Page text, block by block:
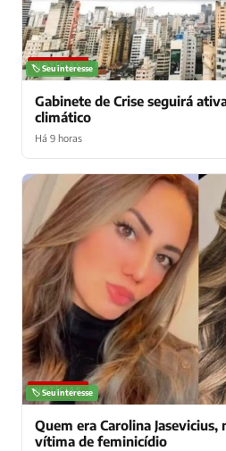
NOTÍCIAS
🏷️ Seu interesse
Gabinete de Crise seguirá
climático
Há 9 horas
NOTÍCIAS
🏷️ Seu interesse
Quem era Carolina
vítima de feminicídio